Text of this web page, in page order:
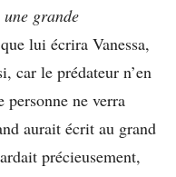
une grande
lui écrira Vanessa,
car le prédateur n’en
ne verra
aurait écrit au grand
précieusement,